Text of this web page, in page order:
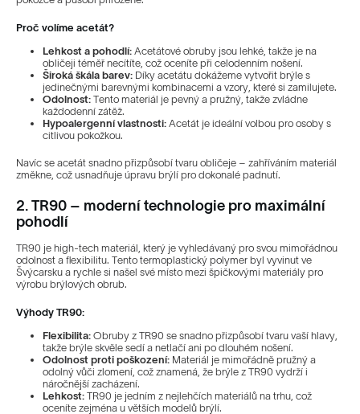
Proč volíme acetát?
Lehkost a pohodlí:Acetátové obruby jsou lehké, takže je na
obličeji téměř necítíte, což oceníte při celodenním nošení.
Široká škála barev:Díky acetátu dokážeme vytvořit brýle s
jedinečnými barevnými kombinacemi a vzory, které si zamilujete.
Odolnost:Tento materiál je pevný a pružný, takže zvládne
každodenní zátěž.
Hypoalergenní vlastnosti:Acetát je ideální volbou pro osoby s
citlivou pokožkou.
Navíc se acetát snadno přizpůsobí tvaru obličeje – zahříváním materiál
změkne, což usnadňuje úpravu brýlí pro dokonalé padnutí.
2. TR90 – moderní technologie pro maximální
pohodlí
TR90 je high-tech materiál, který je vyhledávaný pro svou mimořádnou
odolnost a flexibilitu. Tento termoplastický polymer byl vyvinut ve
Švýcarsku a rychle si našel své místo mezi špičkovými materiály pro
výrobu brýlových obrub.
Výhody TR90:
Flexibilita:Obruby z TR90 se snadno přizpůsobí tvaru vaší hlavy,
takže brýle skvěle sedí a netlačí ani po dlouhém nošení.
Odolnost proti poškození:Materiál je mimořádně pružný a
odolný vůči zlomení, což znamená, že brýle z TR90 vydrží i
náročnější zacházení.
Lehkost:TR90 je jedním z nejlehčích materiálů na trhu, což
oceníte zejména u větších modelů brýlí.